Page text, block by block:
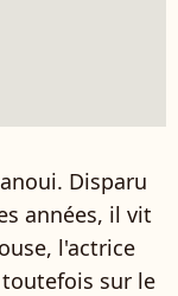
Disparu
années, il vit
l'actrice
sur le